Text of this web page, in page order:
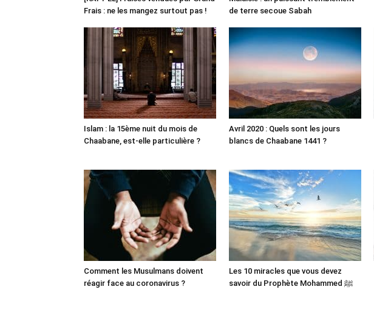
Frais : ne les mangez surtout pas !
de terre secoue Sabah
Islam : la 15ème nuit du mois de
Chaabane, est-elle particulière ?
Avril 2020 : Quels sont les jours
blancs de Chaabane 1441 ?
Comment les Musulmans doivent
réagir face au coronavirus ?
Les 10 miracles que vous devez
savoir du Prophète Mohammed ﷺ